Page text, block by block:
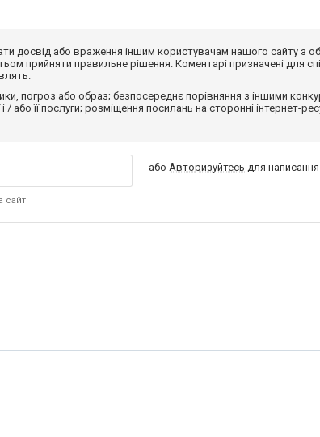
досвід або враження іншим користувачам нашого сайту з
прийняти правильне рішення. Коментарі призначені для
погроз або образ; безпосереднє порівняння з іншими
/ або її послуги; розміщення посилань на сторонні інтернет-
абоАвторизуйтесь для написання